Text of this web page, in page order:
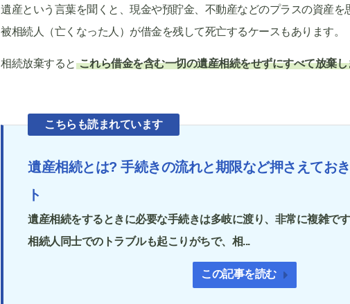
遺産という言葉を聞くと、現金や預貯金、不動産などのプラスの資産を
被相続人（亡くなった人）が借金を残して死亡するケースもあります。
相続放棄すると これら借金を含む一切の遺産相続をせずにすべて放棄し
こちらも読まれています
遺産相続とは? 手続きの流れと期限など押さえてお
ト
遺産相続をするときに必要な手続きは多岐に渡り、非常に複雑で
相続人同士でのトラブルも起こりがちで、相...
この記事を読む